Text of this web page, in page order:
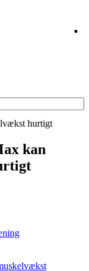
hurtigt
kan